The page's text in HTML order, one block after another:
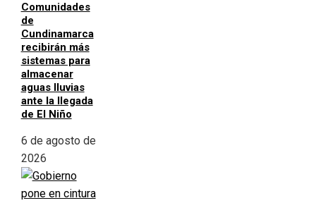
Comunidades
de
Cundinamarca
recibirán más
sistemas para
almacenar
aguas lluvias
ante la llegada
de El Niño
6 de agosto de
2026